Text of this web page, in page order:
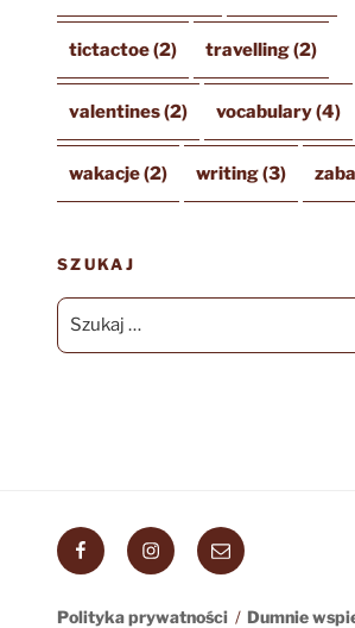
tictactoe(2) travelling(2)
valentines(2) vocabulary(4)
wakacje(2) writing(3)
SZUKAJ
Szukaj:
FacebookInstagram
Email
Polityka prywatności Dumnie